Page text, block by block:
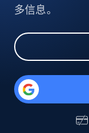
多信息。